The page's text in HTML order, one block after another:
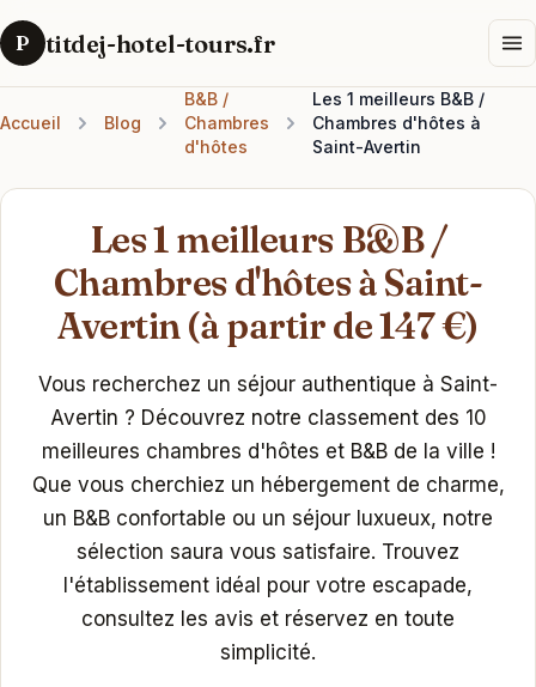
P titdej-hotel-tours.fr
Accueil Blog
B&B /
Chambres
d'hôtes
Les 1 meilleurs B&B /
Chambres d'hôtes à
Saint-Avertin
Les 1 meilleurs B&B /
Chambres d'hôtes à Saint-
Avertin (à partir de 147 €)
Vous recherchez un séjour authentique à Saint-
Avertin ? Découvrez notre classement des 10
meilleures chambres d'hôtes et B&B de la ville !
Que vous cherchiez un hébergement de charme,
un B&B confortable ou un séjour luxueux, notre
sélection saura vous satisfaire. Trouvez
l'établissement idéal pour votre escapade,
consultez les avis et réservez en toute
simplicité.